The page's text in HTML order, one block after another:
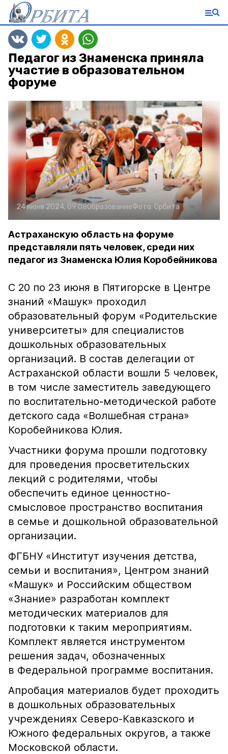
Педагог из Знаменска приняла
участие в образовательном
форуме
24 июня 2024, 09:08ОбразованиеФото: Орбита
Астраханскую область на форуме
представляли пять человек, среди них
педагог из Знаменска Юлия Коробейникова
С 20 по 23 июня в Пятигорске в Центре
знаний «Машук» проходил
образовательный форум «Родительские
университеты» для специалистов
дошкольных образовательных
организаций. В состав делегации от
Астраханской области вошли 5 человек,
в том числе заместитель заведующего
по воспитательно-методической работе
детского сада «Волшебная страна»
Коробейникова Юлия.
Участники форума прошли подготовку
для проведения просветительских
лекций с родителями, чтобы
обеспечить единое ценностно-
смысловое пространство воспитания
в семье и дошкольной образовательной
организации.
ФГБНУ «Институт изучения детства,
семьи и воспитания», Центром знаний
«Машук» и Российским обществом
«Знание» разработан комплект
методических материалов для
подготовки к таким мероприятиям.
Комплект является инструментом
решения задач, обозначенных
в Федеральной программе воспитания.
Апробация материалов будет проходить
в дошкольных образовательных
учреждениях Северо-Кавказского и
Южного федеральных округов, а также
Московской области.